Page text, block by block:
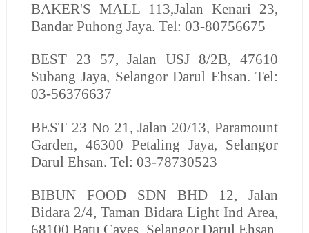
BAKER'S MALL113,Jalan Kenari 23,
Bandar Puhong Jaya. Tel: 03-80756675
BEST23 57, Jalan USJ 8/2B, 47610
Subang Jaya, Selangor Darul Ehsan. Tel:
03-56376637
BEST 23 No 21, Jalan 20/13, Paramount
Garden, 46300 Petaling Jaya, Selangor
Darul Ehsan. Tel: 03-78730523
BIBUN FOOD SDN BHD 12, Jalan
Bidara 2/4, Taman Bidara Light Ind Area,
68100 Batu Caves, Selangor Darul Ehsan.